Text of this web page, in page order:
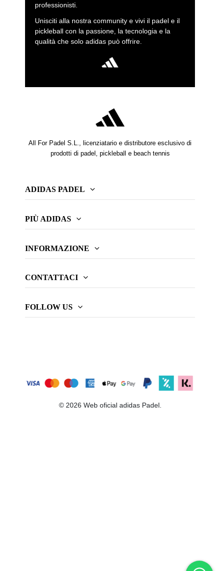
professionisti.
Unisciti alla nostra community e vivi il padel e il
pickleball con la passione, la tecnologia e la
qualità che solo adidas può offrire.
All For Padel S.L., licenziatario e distributore esclusivo di
prodotti di padel, pickleball e beach tennis
ADIDAS PADEL
PIÙ ADIDAS
INFORMAZIONE
CONTATTACI
FOLLOW US
© 2026 Web oficial adidas Padel.